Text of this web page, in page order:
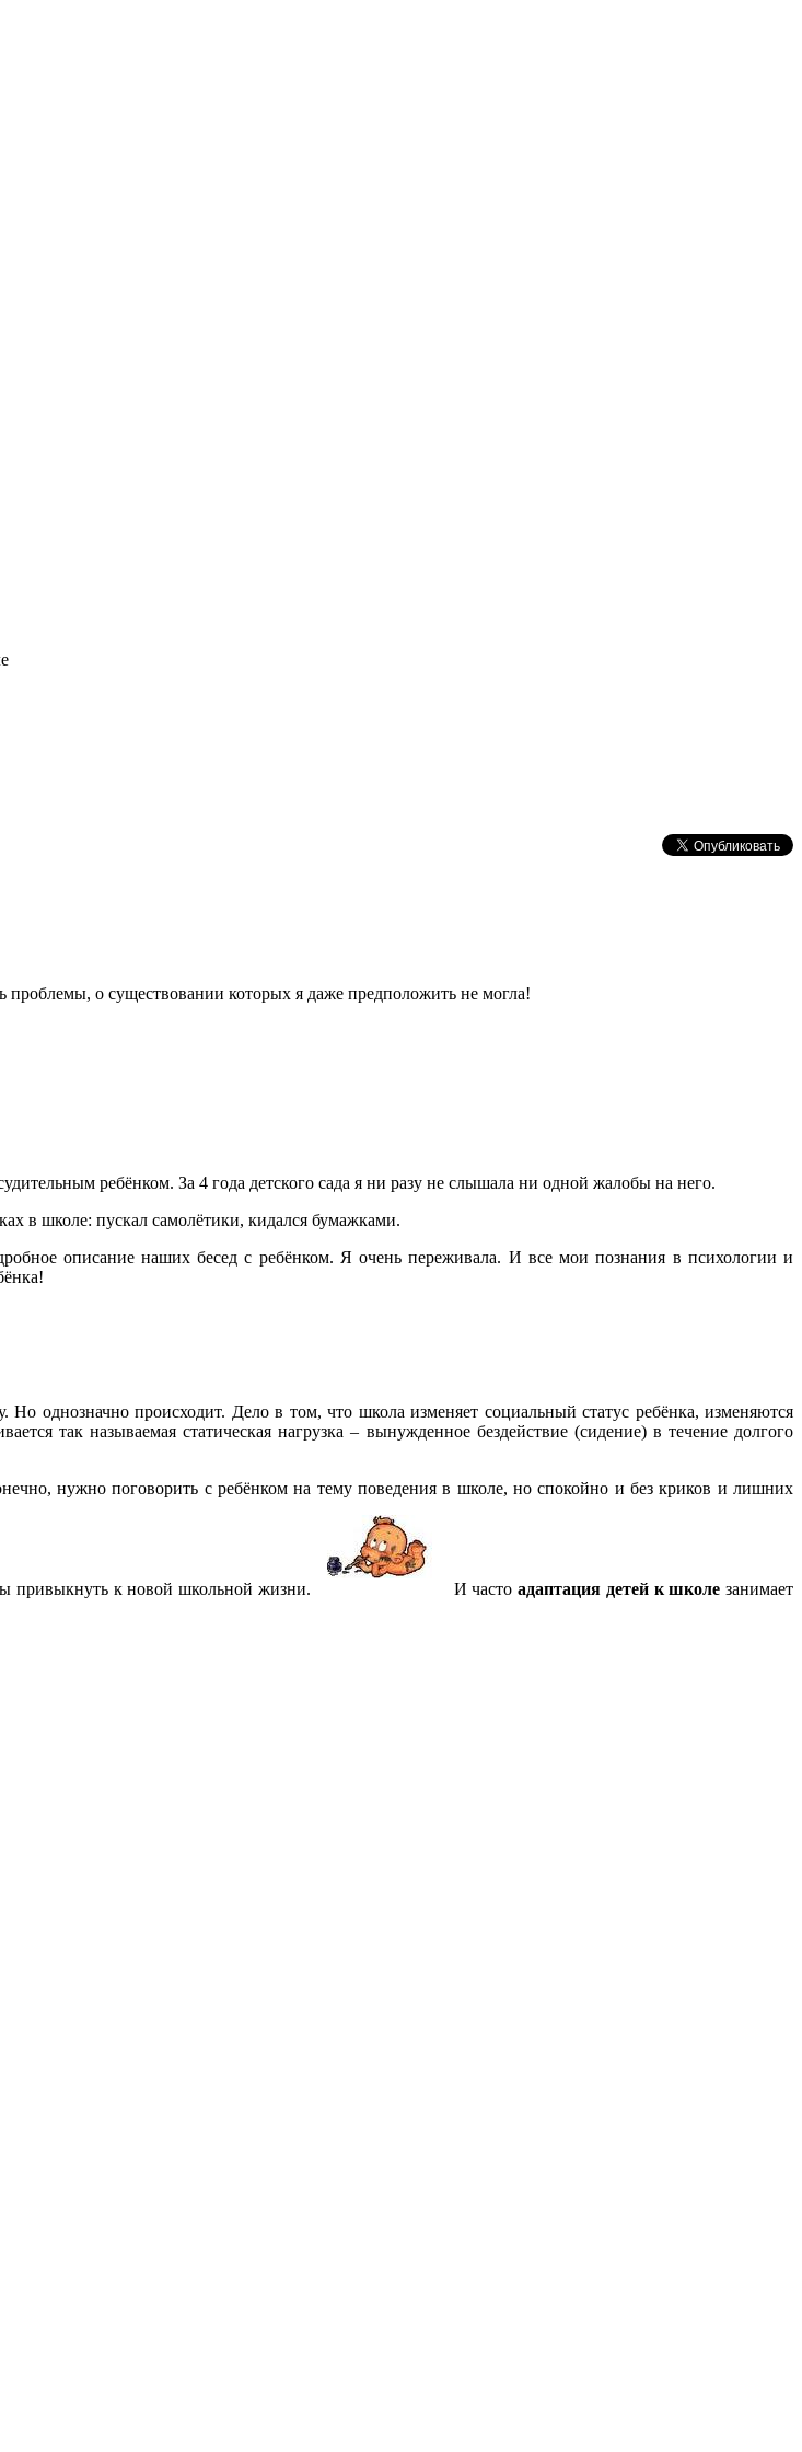
о существовании которых я даже предположить не могла!
ребёнком. За 4 года детского сада я ни разу не слышала ни одной жалобы на него.
в школе: пускал самолётики, кидался бумажками.
описание наших бесед с ребёнком. Я очень переживала. И все мои познания в психологии и
Но однозначно происходит. Дело в том, что школа изменяет социальный статус ребёнка, изменяются
так называемая статическая нагрузка – вынужденное бездействие (сидение) в течение долгого
нужно поговорить с ребёнком на тему поведения в школе, но спокойно и без криков и лишних
привыкнуть к новой школьной жизни. И часто адаптация детей к школе занимает